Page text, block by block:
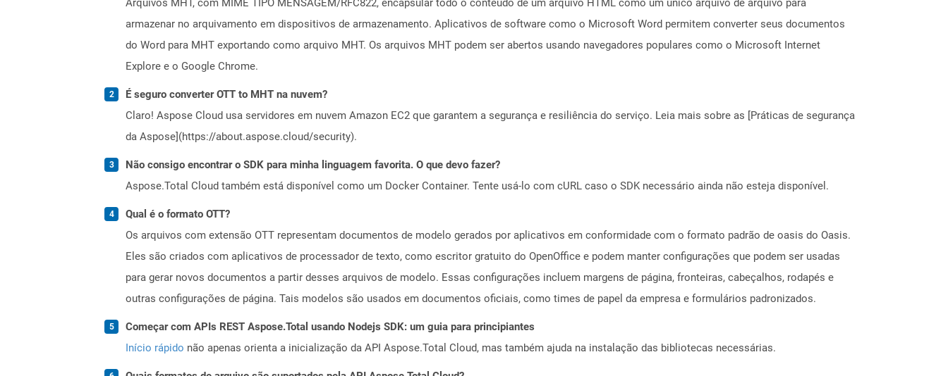
armazenar no arquivamento em dispositivos de armazenamento. Aplicativos de software como o Microsoft Word permitem converter seus documentos
do Word para MHT exportando como arquivo MHT. Os arquivos MHT podem ser abertos usando navegadores populares como o Microsoft Internet
Explore e o Google Chrome.
É seguro converter OTT to MHT na nuvem?
Claro! Aspose Cloud usa servidores em nuvem Amazon EC2 que garantem a segurança e resiliência do serviço. Leia mais sobre as [Práticas de segurança
da Aspose](https://about.aspose.cloud/security).
Não consigo encontrar o SDK para minha linguagem favorita. O que devo fazer?
Aspose.Total Cloud também está disponível como um Docker Container. Tente usá-lo com cURL caso o SDK necessário ainda não esteja disponível.
Qual é o formato OTT?
Os arquivos com extensão OTT representam documentos de modelo gerados por aplicativos em conformidade com o formato padrão de oasis do Oasis.
Eles são criados com aplicativos de processador de texto, como escritor gratuito do OpenOffice e podem manter configurações que podem ser usadas
para gerar novos documentos a partir desses arquivos de modelo. Essas configurações incluem margens de página, fronteiras, cabeçalhos, rodapés e
outras configurações de página. Tais modelos são usados ​​em documentos oficiais, como times de papel da empresa e formulários padronizados.
Começar com APIs REST Aspose.Total usando Nodejs SDK: um guia para principiantes
Início rápido não apenas orienta a inicialização da API Aspose.Total Cloud, mas também ajuda na instalação das bibliotecas necessárias.